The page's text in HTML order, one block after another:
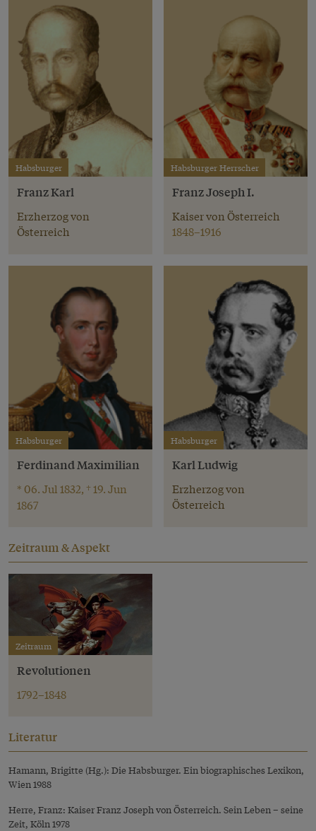
Habsburger
Franz Karl
Erzherzog von
Österreich
Habsburger Herrscher
Franz Joseph I.
Kaiser von Österreich
1848–1916
Habsburger
Ferdinand Maximilian
* 06. Jul 1832, † 19. Jun
1867
Habsburger
Karl Ludwig
Erzherzog von
Österreich
Zeitraum & Aspekt
Zeitraum
Revolutionen
1792–1848
Literatur
Hamann, Brigitte (Hg.): Die Habsburger. Ein biographisches Lexikon,
Wien 1988
Herre, Franz: Kaiser Franz Joseph von Österreich. Sein Leben – seine
Zeit, Köln 1978